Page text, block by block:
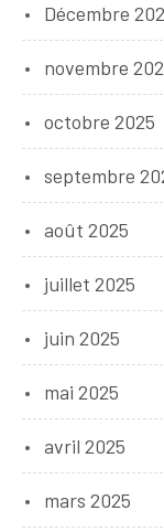
Décembre
novembre
octobre 2025
septembre
août 2025
juillet 2025
juin 2025
mai 2025
avril 2025
mars 2025